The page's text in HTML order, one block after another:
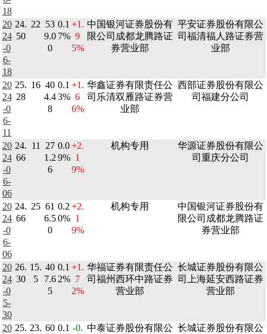
18
20
24
-0
6-
18
24.
50
22 53
9.0
0
0.1
7%
+1.
9
5%
中国银河证券股份有
限公司成都龙腾路证
券营业部
平安证券股份有限公
司福清福人路证券营
业部
20
24
-0
6-
11
25.
28
16 40
4.4
8
0.1
3%
+1.
6
6%
华鑫证券有限责任公
司乐清双雁路证券营
业部
西部证券股份有限公
司福建分公司
20
24
-0
6-
06
24.
66
11
27
1.2
6
0.0
9%
+2.
1
9%
机构专用
华源证券股份有限公
司重庆分公司
20
24
-0
6-
06
24.
66
25 61
6.5
0
0.2
0%
+2.
1
9%
机构专用
中国银河证券股份有
限公司成都龙腾路证
券营业部
20
24
-0
5-
30
26.
30
15.
5
40
7.6
5
0.1
2%
+1.
7
2%
华福证券有限责任公
司福州西环中路证券
营业部
长城证券股份有限公
司上海延安西路证券
营业部
20 25. 23. 60 0.1 -0. 中泰证券股份有限公 长城证券股份有限公